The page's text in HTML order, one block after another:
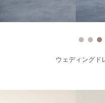
ウェディングド